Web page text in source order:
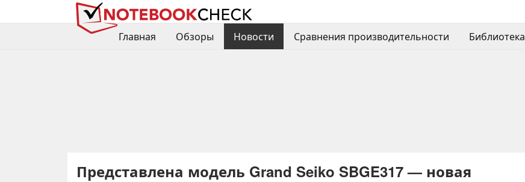
Главная
Обзоры Новости Сравнения производительности Библиотека
Представлена модель Grand Seiko SBGE317 — новая